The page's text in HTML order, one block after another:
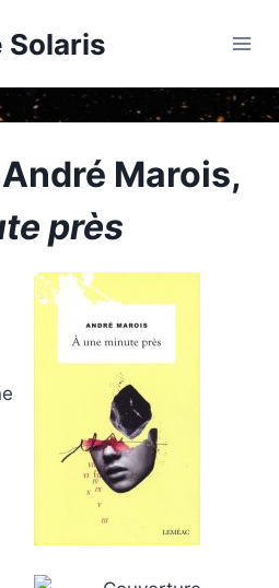
Solaris
Marois,
près